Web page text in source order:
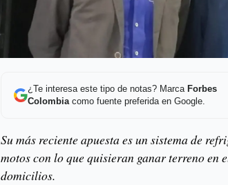
¿Te interesa este tipo de notas? Marca Forbes
Colombiacomo fuente preferida en Google.
Su más reciente apuesta es un sistema de
motos con lo que quisieran ganar terreno en
domicilios.